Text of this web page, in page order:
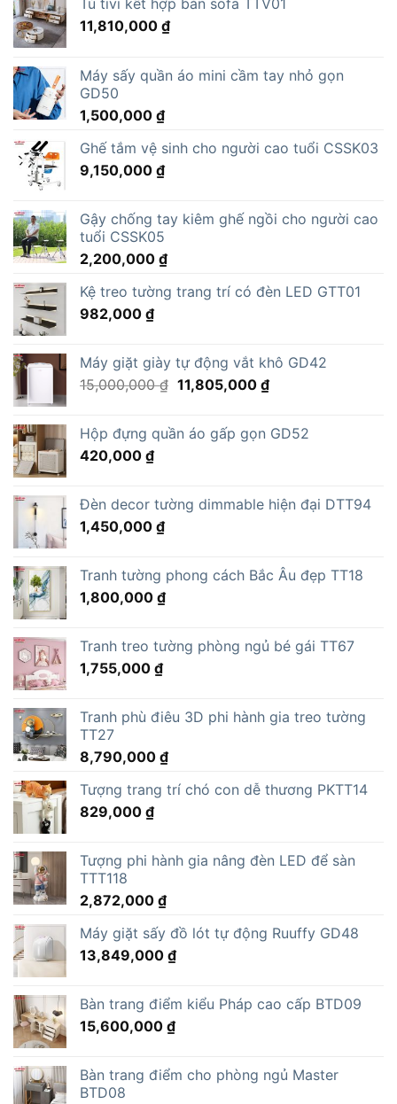
11,810,000 ₫
Máy sấy quần áo mini cầm tay nhỏ gọn
GD50
1,500,000 ₫
Ghế tắm vệ sinh cho người cao tuổi CSSK03
9,150,000 ₫
Gậy chống tay kiêm ghế ngồi cho người cao
tuổi CSSK05
2,200,000 ₫
Kệ treo tường trang trí có đèn LED GTT01
982,000 ₫
Máy giặt giày tự động vắt khô GD42
15,000,000₫ Giá
15,000,000 ₫.
11,805,000 ₫Giá
là:
Hộp đựng quần áo gấp gọn GD52
420,000 ₫
Đèn decor tường dimmable hiện đại DTT94
1,450,000 ₫
Tranh tường phong cách Bắc Âu đẹp TT18
1,800,000 ₫
Tranh treo tường phòng ngủ bé gái TT67
1,755,000 ₫
Tranh phù điêu 3D phi hành gia treo tường
TT27
8,790,000 ₫
Tượng trang trí chó con dễ thương PKTT14
829,000 ₫
Tượng phi hành gia nâng đèn LED để sàn
TTT118
2,872,000 ₫
Máy giặt sấy đồ lót tự động Ruuffy GD48
13,849,000 ₫
Bàn trang điểm kiểu Pháp cao cấp BTD09
15,600,000 ₫
Bàn trang điểm cho phòng ngủ Master
BTD08